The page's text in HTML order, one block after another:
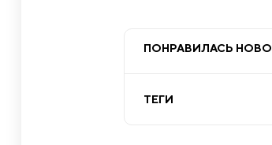
ПОНРАВИЛАСЬ
ТЕГИ